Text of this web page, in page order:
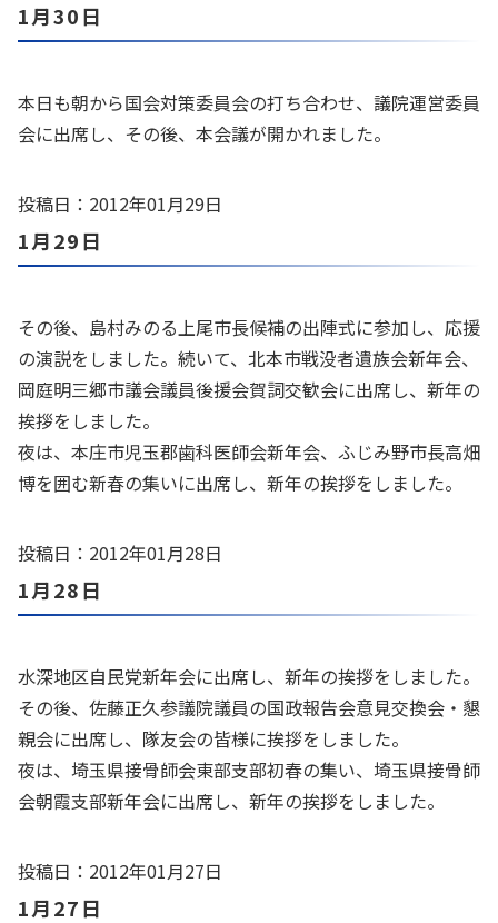
1月30日
本日も朝から国会対策委員会の打ち合わせ、議院運営委員
会に出席し、その後、本会議が開かれました。
投稿日：2012年01月29日
1月29日
その後、島村みのる上尾市長候補の出陣式に参加し、応援
の演説をしました。続いて、北本市戦没者遺族会新年会、
岡庭明三郷市議会議員後援会賀詞交歓会に出席し、新年の
挨拶をしました。
夜は、本庄市児玉郡歯科医師会新年会、ふじみ野市長高畑
博を囲む新春の集いに出席し、新年の挨拶をしました。
投稿日：2012年01月28日
1月28日
水深地区自民党新年会に出席し、新年の挨拶をしました。
その後、佐藤正久参議院議員の国政報告会意見交換会・懇
親会に出席し、隊友会の皆様に挨拶をしました。
夜は、埼玉県接骨師会東部支部初春の集い、埼玉県接骨師
会朝霞支部新年会に出席し、新年の挨拶をしました。
投稿日：2012年01月27日
1月27日